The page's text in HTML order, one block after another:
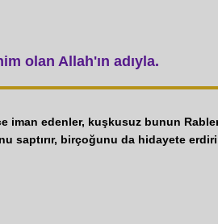
olan Allah'ın adıyla.
iman edenler, kuşkusuz bunun
birçoğunu da hidayete